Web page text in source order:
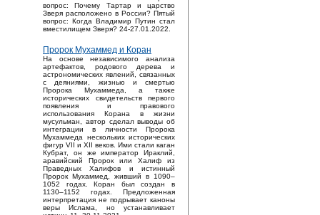
вопрос: Почему Тартар и царство
Зверя расположено в России? Пятый
вопрос: Когда Владимир Путин стал
вместилищем Зверя? 24-27.01.2022.
Пророк Мухаммед и Коран
На основе независимого анализа
артефактов, родового дерева и
астрономических явлений, связанных
с деяниями, жизнью и смертью
Пророка Мухаммеда, а также
исторических свидетельств первого
появления и правового
использования Корана в жизни
мусульман, автор сделал выводы об
интеграции в личности Пророка
Мухаммеда нескольких исторических
фигур VII и XII веков. Ими стали каган
Кубрат, он же император Ираклий,
аравийский Пророк или Халиф из
Праведных Халифов и истинный
Пророк Мухаммед, живший в 1090–
1052 годах. Коран был создан в
1130–1152 годах. Предложенная
интерпретация не подрывает каноны
веры Ислама, но устанавливает